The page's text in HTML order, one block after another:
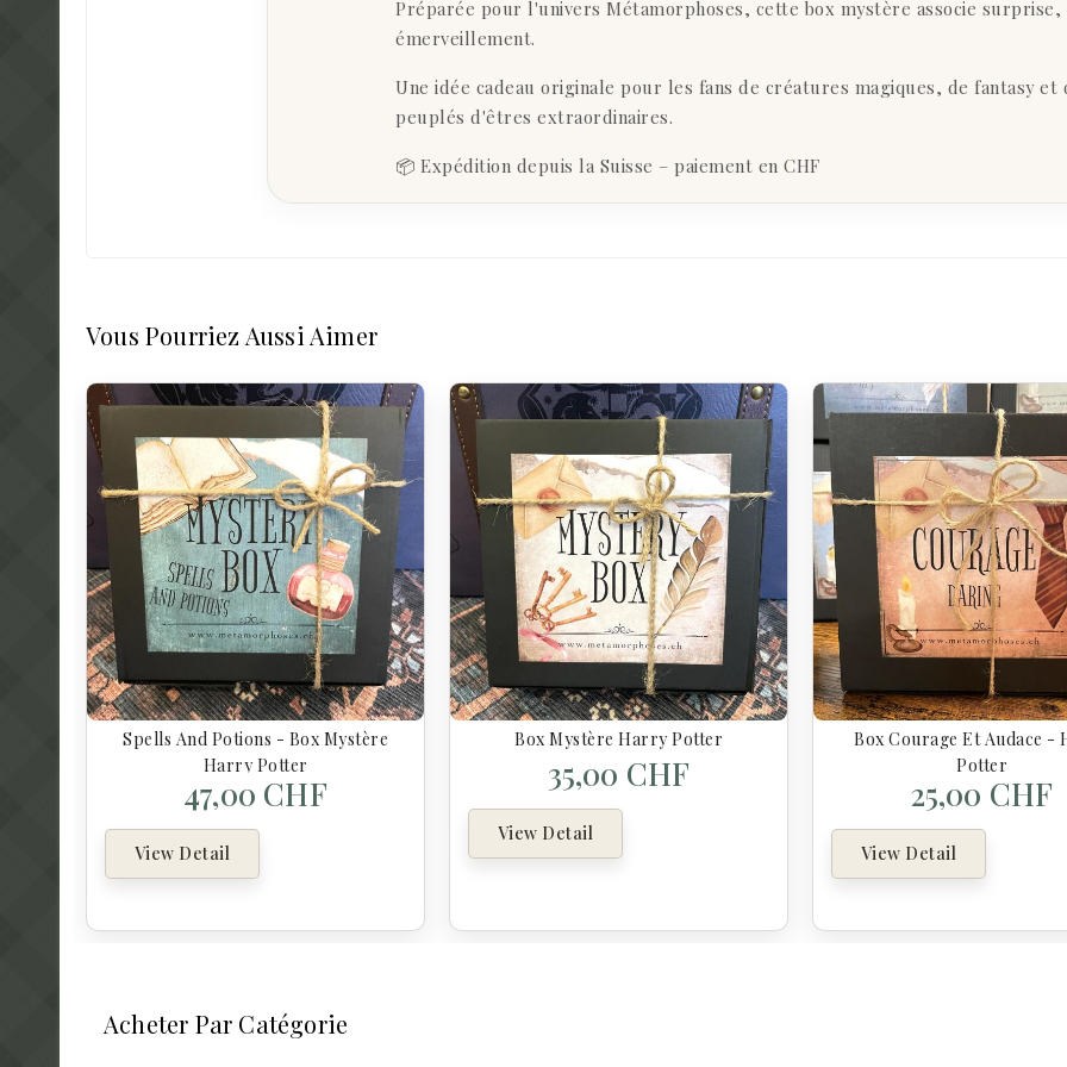
Préparée pour l'univers Métamorphoses, cette box mystère associe
émerveillement.
Une idée cadeau originale pour les fans de créatures magiques, de fantasy et
peuplés d'êtres extraordinaires.
📦 Expédition depuis la Suisse – paiement en CHF
Vous Pourriez Aussi Aimer
Spells And Potions - Box Mystère
Harry Potter
47,00 CHF
View Detail
Box Mystère Harry Potter
35,00 CHF
View Detail
Box Courage Et Audace -
Potter
25,00 CHF
View Detail
Acheter Par Catégorie